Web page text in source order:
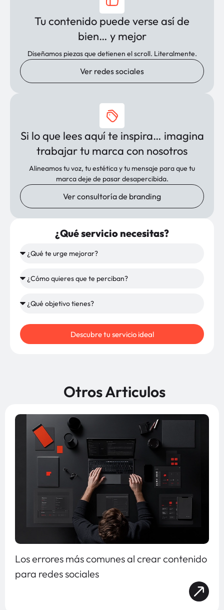
Tu contenido puede verse así de
bien… y mejor
Diseñamos piezas que detienen el scroll. Literalmente.
Ver redes sociales
Si lo que lees aquí te inspira… imagina
trabajar tu marca con nosotros
Alineamos tu voz, tu estética y tu mensaje para que tu
marca deje de pasar desapercibida.
Ver consultoría de branding
¿Qué servicio necesitas?
Descubre tu servicio ideal
Otros Articulos
Los errores más comunes al crear contenido
para redes sociales